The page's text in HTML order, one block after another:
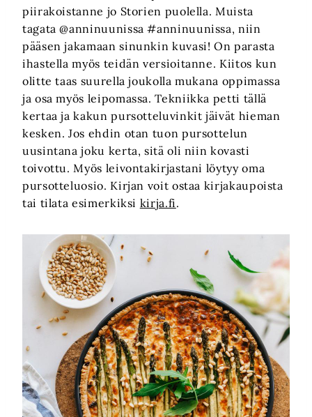
piirakoistanne jo Storien puolella. Muista
tagata @anninuunissa #anninuunissa, niin
pääsen jakamaan sinunkin kuvasi! On parasta
ihastella myös teidän versioitanne. Kiitos kun
olitte taas suurella joukolla mukana oppimassa
ja osa myös leipomassa. Tekniikka petti tällä
kertaa ja kakun pursotteluvinkit jäivät hieman
kesken. Jos ehdin otan tuon pursottelun
uusintana joku kerta, sitä oli niin kovasti
toivottu. Myös leivontakirjastani löytyy oma
pursotteluosio. Kirjan voit ostaa kirjakaupoista
tai tilata esimerkiksi kirja.fi .